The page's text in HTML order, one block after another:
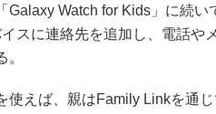
Watch for Kids」に続い
スに連絡先を追加し、電話や
。
えば、親はFamily Linkを通